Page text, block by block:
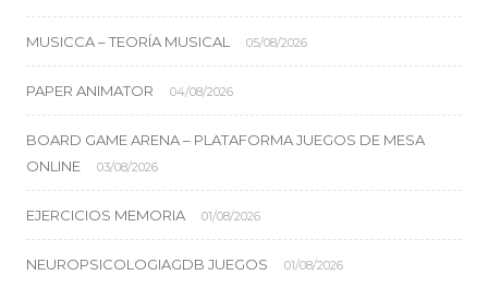
MUSICCA – TEORÍA MUSICAL 05/08/2026
PAPER ANIMATOR 04/08/2026
BOARD GAME ARENA – PLATAFORMA JUEGOS DE MESA
ONLINE
03/08/2026
EJERCICIOS MEMORIA 01/08/2026
NEUROPSICOLOGIAGDB JUEGOS 01/08/2026